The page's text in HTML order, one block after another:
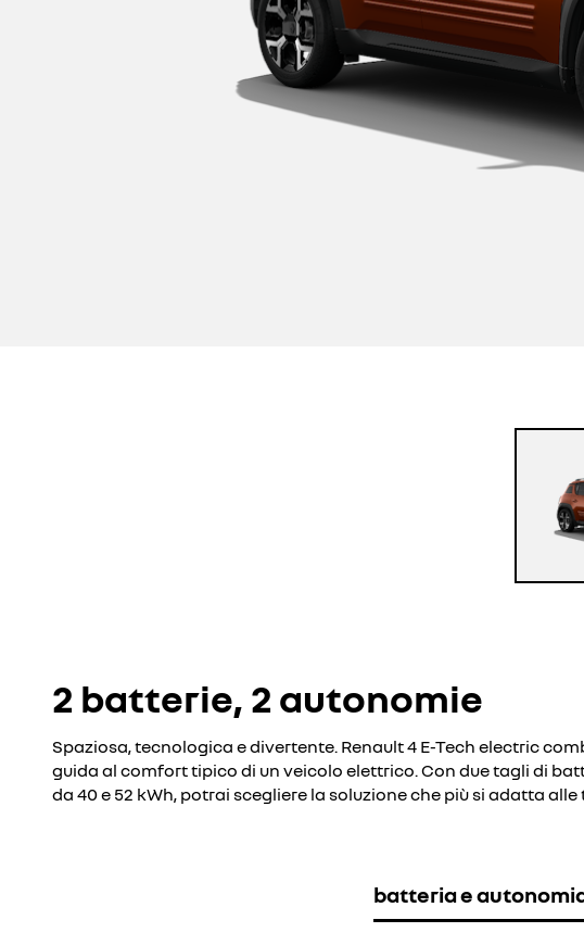
2 batterie, 2 autonomie
Spaziosa, tecnologica e divertente. Renault 4 E-Tech electric
guida al comfort tipico di un veicolo elettrico. Con due tagli di
da 40 e 52 kWh, potrai scegliere la soluzione che più si adatta alle
batteria e